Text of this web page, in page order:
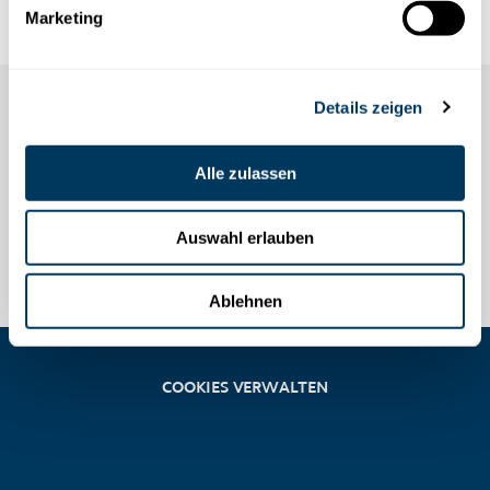
Marketing
Details zeigen
Alle zulassen
Auswahl erlauben
Ablehnen
COOKIES VERWALTEN